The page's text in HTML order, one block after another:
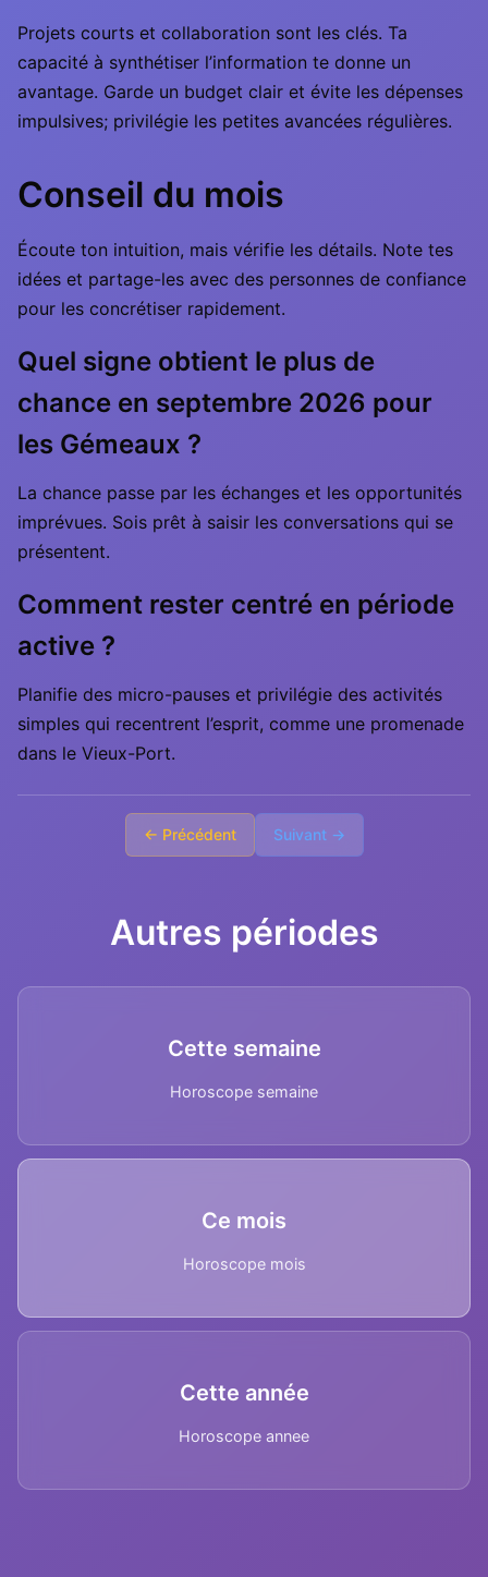
Projets courts et collaboration sont les clés. Ta
capacité à synthétiser l’information te donne un
avantage. Garde un budget clair et évite les dépenses
impulsives; privilégie les petites avancées régulières.
Conseil du mois
Écoute ton intuition, mais vérifie les détails. Note tes
idées et partage-les avec des personnes de confiance
pour les concrétiser rapidement.
Quel signe obtient le plus de
chance en septembre 2026 pour
les Gémeaux ?
La chance passe par les échanges et les opportunités
imprévues. Sois prêt à saisir les conversations qui se
présentent.
Comment rester centré en période
active ?
Planifie des micro-pauses et privilégie des activités
simples qui recentrent l’esprit, comme une promenade
dans le Vieux-Port.
← Précédent Suivant →
Autres périodes
Cette semaine
Horoscope semaine
Ce mois
Horoscope mois
Cette année
Horoscope annee